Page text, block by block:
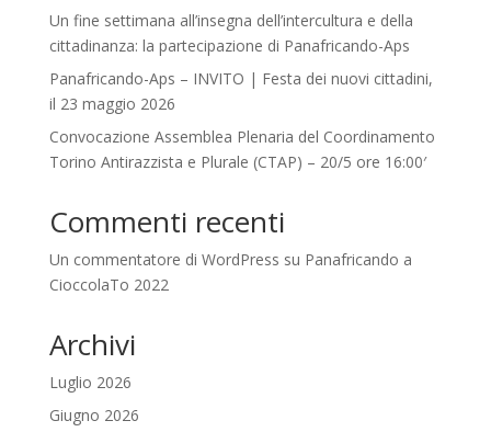
Un fine settimana all’insegna dell’intercultura e della
cittadinanza: la partecipazione di Panafricando-Aps
Panafricando-Aps – INVITO | Festa dei nuovi cittadini,
il 23 maggio 2026
Convocazione Assemblea Plenaria del Coordinamento
Torino Antirazzista e Plurale (CTAP) – 20/5 ore 16:00′
Commenti recenti
Un commentatore di WordPress su Panafricando a
CioccolaTo 2022
Archivi
Luglio 2026
Giugno 2026